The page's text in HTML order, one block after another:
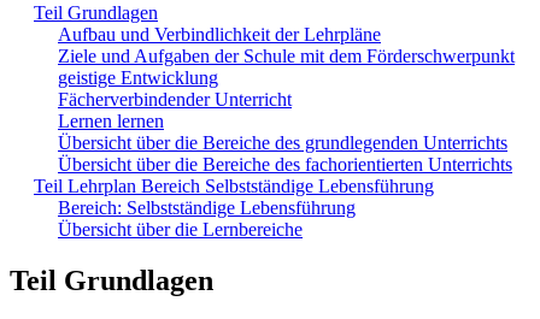
Teil Grundlagen
Aufbau und Verbindlichkeit der Lehrpläne
Ziele und Aufgaben der Schule mit dem Förderschwerpunkt
geistige Entwicklung
Fächerverbindender Unterricht
Lernen lernen
Übersicht über die Bereiche des grundlegenden Unterrichts
Übersicht über die Bereiche des fachorientierten Unterrichts
Teil Lehrplan Bereich Selbstständige Lebensführung
Bereich: Selbstständige Lebensführung
Übersicht über die Lernbereiche
Teil Grundlagen